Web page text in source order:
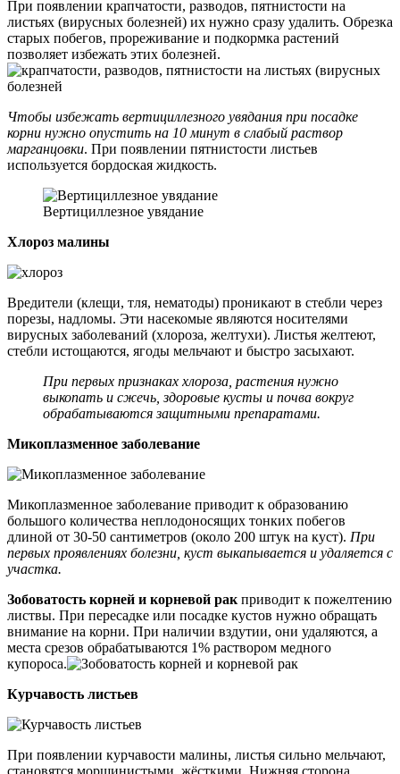
При появлении крапчатости, разводов, пятнистости на
листьях (вирусных болезней) их нужно сразу удалить. Обрезка
старых побегов, прореживание и подкормка растений
позволяет избежать этих болезней.
Чтобы избежать вертициллезного увядания при посадке
корни нужно опустить на 10 минут в слабый раствор
марганцовки. При появлении пятнистости листьев
используется бордоская жидкость.
Вертициллезное увядание
Хлороз малины
Вредители (клещи, тля, нематоды) проникают в стебли через
порезы, надломы. Эти насекомые являются носителями
вирусных заболеваний (хлороза, желтухи). Листья желтеют,
стебли истощаются, ягоды мельчают и быстро засыхают.
При первых признаках хлороза, растения нужно
выкопать и сжечь, здоровые кусты и почва вокруг
обрабатываются защитными препаратами.
Микоплазменное заболевание
Микоплазменное заболевание приводит к образованию
большого количества неплодоносящих тонких побегов
длиной от 30-50 сантиметров (около 200 штук на куст). При
первых проявлениях болезни, куст выкапывается и удаляется с
участка.
Зобоватость корней и корневой ракприводит к пожелтению
листвы. При пересадке или посадке кустов нужно обращать
внимание на корни. При наличии вздутии, они удаляются, а
места срезов обрабатываются 1% раствором медного
купороса.
Курчавость листьев
При появлении курчавости малины, листья сильно мельчают,